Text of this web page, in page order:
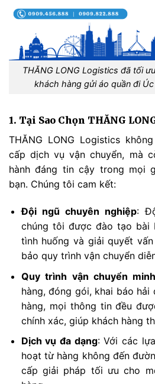
THĂNG LONG Logistics đã tối
khách hàng gửi áo quần đi
1. Tại Sao Chọn THĂNG
THĂNG LONG Logistics
cấp dịch vụ vận chuyển, mà
hành đáng tin cậy trong mọi
bạn. Chúng tôi cam kết:
Đội ngũ chuyên nghiệp:
chúng tôi được đào tạo bài
tình huống và giải quyết
bảo quy trình vận chuyển
Quy trình vận chuyển
hàng, đóng gói, khai báo hải
hàng, mọi thông tin đều
chính xác, giúp khách hàng
Dịch vụ đa dạng: Với các
hoạt từ hàng không đến
cấp giải pháp tối ưu cho